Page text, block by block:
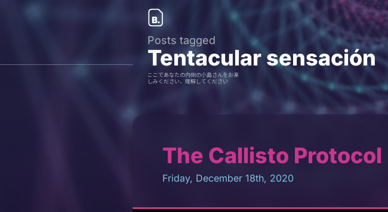
Posts tagged
Tentacular sensación
ここであなたの内側の小島さんをお楽
しみください、理解してください
The Callisto Protocol
Friday, December 18th, 2020